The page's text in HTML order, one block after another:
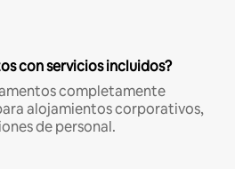
con servicios incluidos?
completamente
alojamientos corporativos,
de personal.